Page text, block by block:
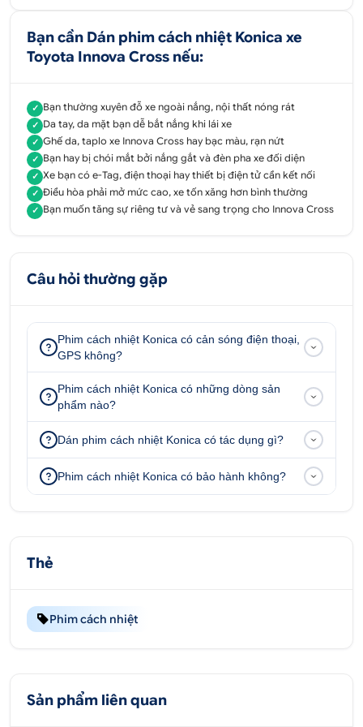
Dán phim cách nhiệt Konica mang lại hiệu quả
chống nóng vượt trội
sóng, cản nhiệt từ tia hồng ngoại, chặn đứng tia UV,
và còn nhiều hơn thế với các ưu điểm nổi bật gồm:
Cách nhiệt vượt trội: Phim cách nhiệt Konica
kính lái ứng dụng công nghệ hạt siêu nano phi
kim loại phủ đa lớp, mang lại khả năng loại bỏ
nhiệt lượng đến 60%. Điều này không chỉ giúp
nội thất xe luôn mát mẻ mà còn giảm tải cho
điều hòa, tiết kiệm nhiên liệu và góp phần giảm
Bạn cần Dán phim cách nhiệt Konica xe
Toyota Innova Cross nếu:
✓ Bạn thường xuyên đỗ xe ngoài nắng, nội thất nóng rát
✓ Da tay, da mặt bạn dễ bắt nắng khi lái xe
✓ Ghế da, taplo xe Innova Cross hay bạc màu, rạn nứt
✓ Bạn hay bị chói mắt bởi nắng gắt và đèn pha xe đối diện
✓ Xe bạn có e-Tag, điện thoại hay thiết bị điện tử cần kết nối
✓ Điều hòa phải mở mức cao, xe tốn xăng hơn bình thường
✓ Bạn muốn tăng sự riêng tư và vẻ sang trọng cho Innova Cross
Câu hỏi thường gặp
Phim cách nhiệt Konica có cản sóng điện thoại,
GPS không?
Phim cách nhiệt Konica có những dòng sản
phẩm nào?
Dán phim cách nhiệt Konica có tác dụng gì?
Phim cách nhiệt Konica có bảo hành không?
Thẻ
Phim cách nhiệt
Sản phẩm liên quan